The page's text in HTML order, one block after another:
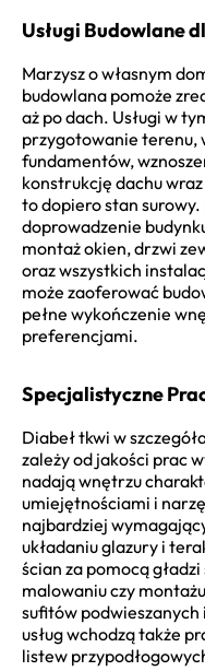
Usługi Budowlane
Marzysz o własnym
budowlana pomoże
aż po dach. Usługi w
przygotowanie terenu,
fundamentów,
konstrukcję dachu
to dopiero stan
doprowadzenie
montaż okien, drzwi
oraz wszystkich
może zaoferować
pełne wykończenie
preferencjami.
Specjalistyczne
Diabeł tkwi w
zależy od jakości prac
nadają wnętrzu
umiejętnościami i
najbardziej
układaniu glazury i
ścian za pomocą
malowaniu czy
sufitów
usług wchodzą także
listew